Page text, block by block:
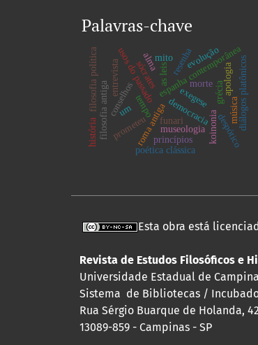
Palavras-chave
roma antiga
espanha contemporânea
usos do passado diálogos platônicos
as leis
conselhos democraciakoinonia
sócrates apologia
morte
tempo
despótico
grécia
museologia
filosofia antigaprometeu
filosofia política entrevista
poética clássica
resenha
música
exegese
mito
um
alma
funari
evolução
história princípios
Esta obra está
Revista de Estudos Filosóficos e
Universidade Estadual de
Sistema de Bibliotecas /
Rua Sérgio Buarque de Holanda,
13089-859 - Campinas - SP